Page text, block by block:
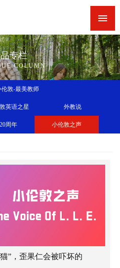
新闻中心
精品专栏
精品课程
英语角
诚聘英才
专栏
COLUMN
伦敦-最美教师
英语之星 外教说
周年 小伦敦之声
”，歪果仁会被吓坏的